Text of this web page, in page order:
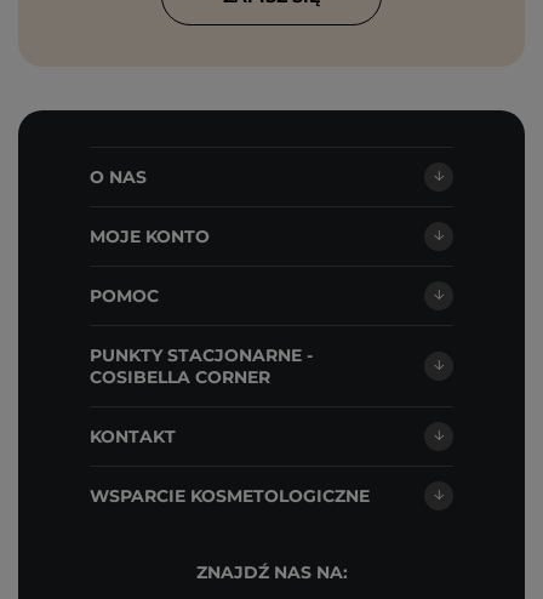
O NAS
MOJE KONTO
POMOC
PUNKTY STACJONARNE -
COSIBELLA CORNER
KONTAKT
WSPARCIE KOSMETOLOGICZNE
ZNAJDŹ NAS NA: